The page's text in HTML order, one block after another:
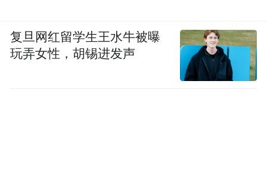
复旦网红留学生王水牛被曝
玩弄女性，胡锡进发声